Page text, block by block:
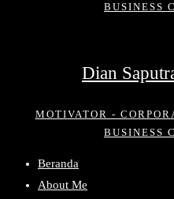
BUSINESS
Dian
MOTIVATOR -
BUSINESS
Beranda
About Me